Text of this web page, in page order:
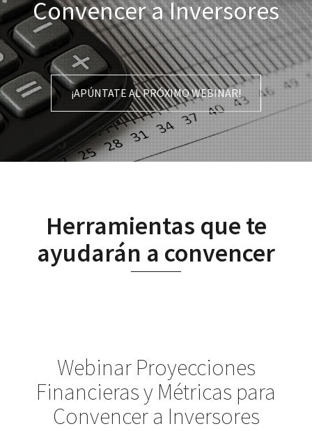
Convencer a Inversores
¡APÚNTATE AL PRÓXIMO WEBINAR!
Herramientas que te
ayudarán a convencer
Webinar Proyecciones
Financieras y Métricas para
Convencer a Inversores